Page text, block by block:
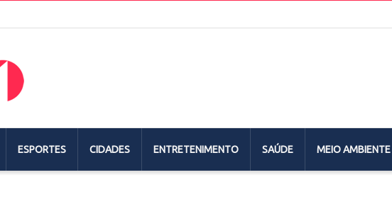
ESPORTES CIDADES ENTRETENIMENTO SAÚDE MEIO AMBIENTE